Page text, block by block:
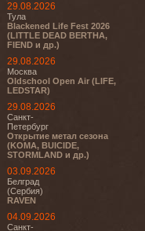
29.08.2026
Тула
Blackened Life Fest 2026
(LITTLE DEAD BERTHA,
FIEND и др.)
29.08.2026
Москва
Oldschool Open Air (LIFE,
LEDSTAR)
29.08.2026
Санкт-
Петербург
Открытие метал сезона
(KOMA, BUICIDE,
STORMLAND и др.)
03.09.2026
Белград
(Сербия)
RAVEN
04.09.2026
Санкт-